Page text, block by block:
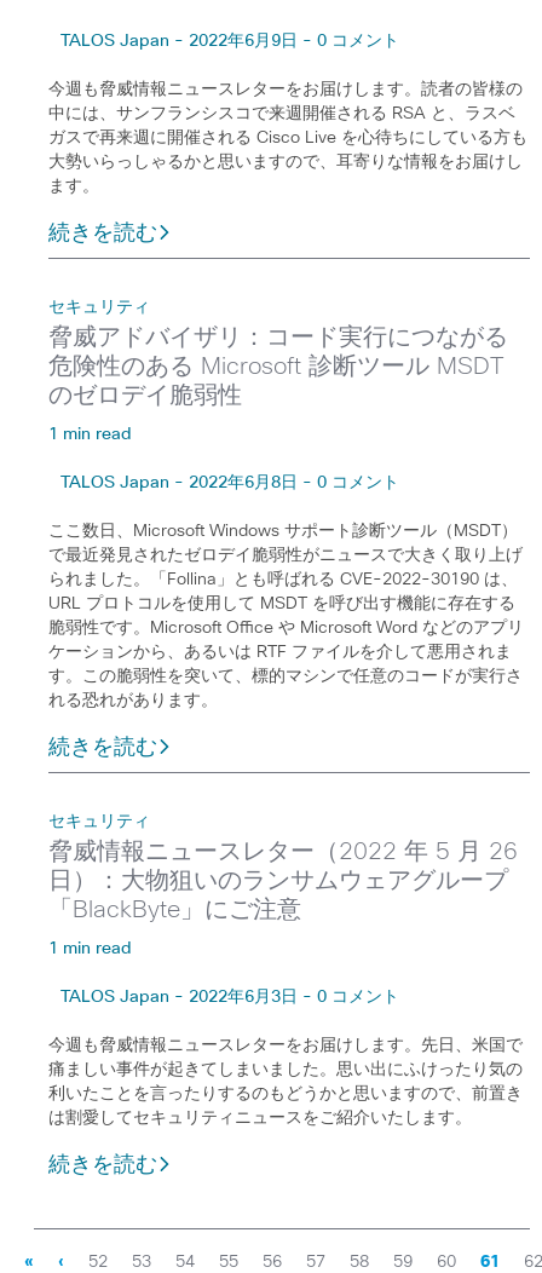
TALOS Japan - 2022年6月9日 - 0 コメント
今週も脅威情報ニュースレターをお届けします。読者の皆様の
中には、サンフランシスコで来週開催される RSA と、ラスベ
ガスで再来週に開催される Cisco Live を心待ちにしている方も
大勢いらっしゃるかと思いますので、耳寄りな情報をお届けし
ます。
続きを読む
セキュリティ
脅威アドバイザリ：コード実行につながる
危険性のある Microsoft 診断ツール MSDT
のゼロデイ脆弱性
1 min read
TALOS Japan - 2022年6月8日 - 0 コメント
ここ数日、Microsoft Windows サポート診断ツール（MSDT）
で最近発見されたゼロデイ脆弱性がニュースで大きく取り上げ
られました。「Follina」とも呼ばれる CVE-2022-30190 は、
URL プロトコルを使用して MSDT を呼び出す機能に存在する
脆弱性です。Microsoft Office や Microsoft Word などのアプリ
ケーションから、あるいは RTF ファイルを介して悪用されま
す。この脆弱性を突いて、標的マシンで任意のコードが実行さ
れる恐れがあります。
続きを読む
セキュリティ
脅威情報ニュースレター（2022 年 5 月 26
日）：大物狙いのランサムウェアグループ
「BlackByte」にご注意
1 min read
TALOS Japan - 2022年6月3日 - 0 コメント
今週も脅威情報ニュースレターをお届けします。先日、米国で
痛ましい事件が起きてしまいました。思い出にふけったり気の
利いたことを言ったりするのもどうかと思いますので、前置き
は割愛してセキュリティニュースをご紹介いたします。
続きを読む
« ‹ 52 53 54 55 56 57 58 59 60 61 62